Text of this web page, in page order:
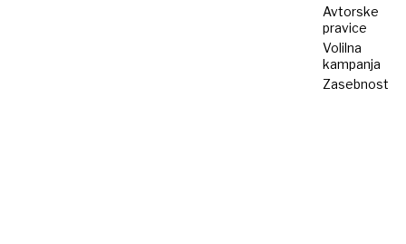
Avtorske
pravice
Volilna
kampanja
Zasebnost